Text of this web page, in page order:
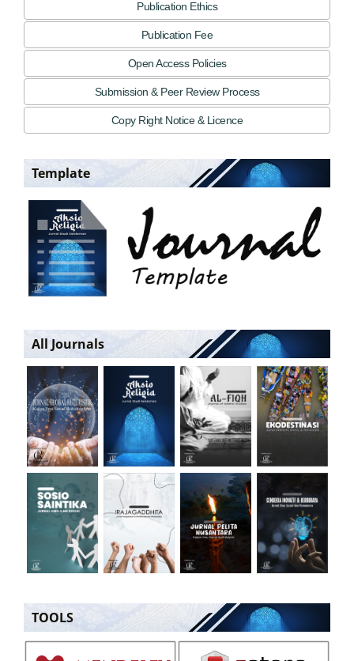
Publication Ethics
Publication Fee
Open Access Policies
Submission & Peer Review Process
Copy Right Notice & Licence
Template
All Journals
TOOLS